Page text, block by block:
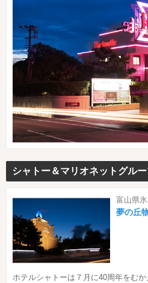
シャトー＆マリオネットグル
富山県
夢の丘
ホテルシャトーは７月に40周年をむ